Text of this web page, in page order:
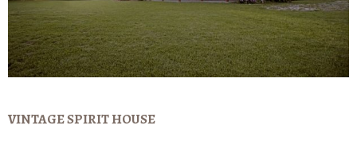
VINTAGE SPIRIT HOUSE